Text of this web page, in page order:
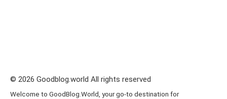
© 2026 Goodblog.world All rights reserved
Welcome to GoodBlog.World, your go-to destination for